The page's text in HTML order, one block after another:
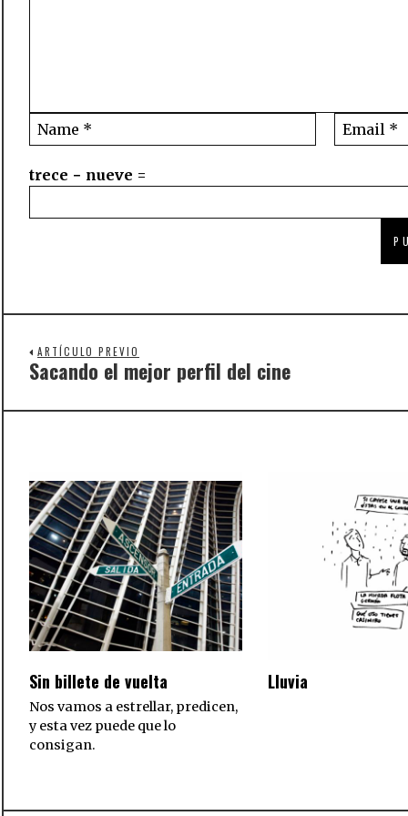
trece − nueve =
ARTÍCULO PREVIO
Previous
Sacando el mejor perfil del cine
Sin billete de vuelta
Nos vamos a estrellar, predicen,
y esta vez puede que lo
consigan.
Lluvia